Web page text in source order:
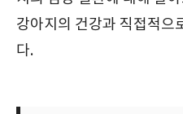
강아지의 건강과 직접적으
다.